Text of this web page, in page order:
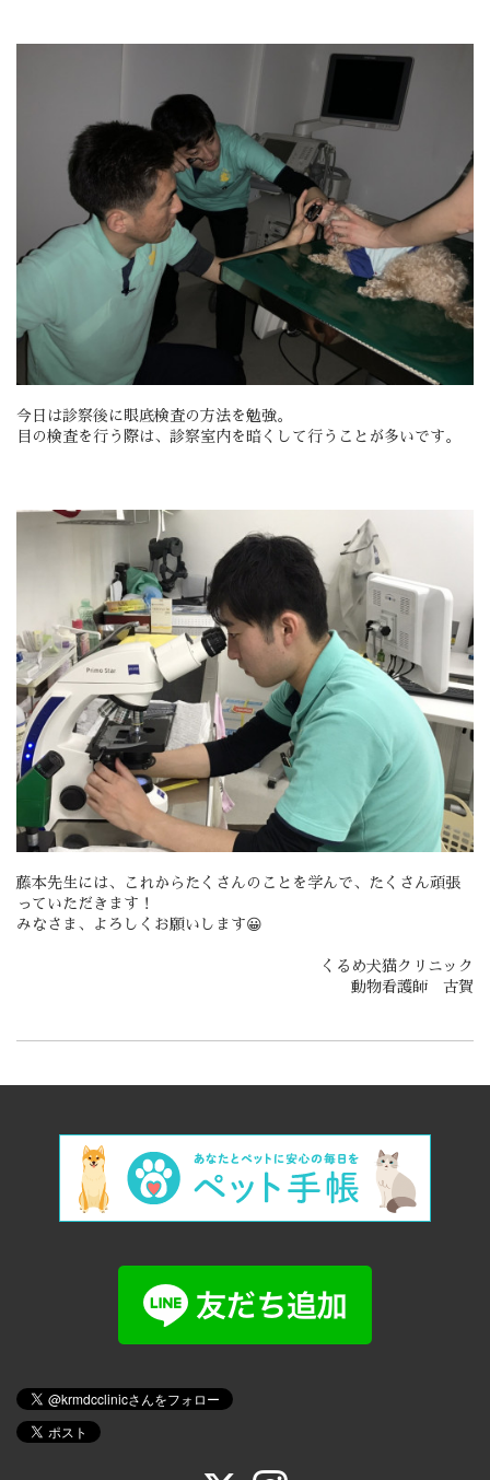
今日は診察後に眼底検査の方法を勉強。
目の検査を行う際は、診察室内を暗くして行うことが多いです。
藤本先生には、これからたくさんのことを学んで、たくさん頑張
っていただきます！
みなさま、よろしくお願いします😀
くるめ犬猫クリニック
動物看護師 古賀